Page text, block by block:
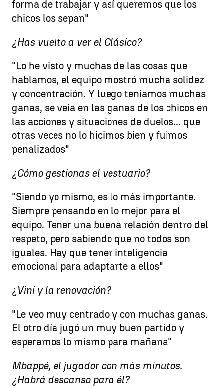
forma de trabajar y así queremos que los
chicos los sepan"
¿Has vuelto a ver el Clásico?
"Lo he visto y muchas de las cosas que
hablamos, el equipo mostró mucha solidez
y concentración. Y luego teníamos muchas
ganas, se veía en las ganas de los chicos en
las acciones y situaciones de duelos... que
otras veces no lo hicimos bien y fuimos
penalizados"
¿Cómo gestionas el vestuario?
"Siendo yo mismo, es lo más importante.
Siempre pensando en lo mejor para el
equipo. Tener una buena relación dentro del
respeto, pero sabiendo que no todos son
iguales. Hay que tener inteligencia
emocional para adaptarte a ellos"
¿ Vini y la renovación?
"Le veo muy centrado y con muchas ganas.
El otro día jugó un muy buen partido y
esperamos lo mismo para mañana"
Mbappé, el jugador con más minutos.
¿Habrá descanso para él?